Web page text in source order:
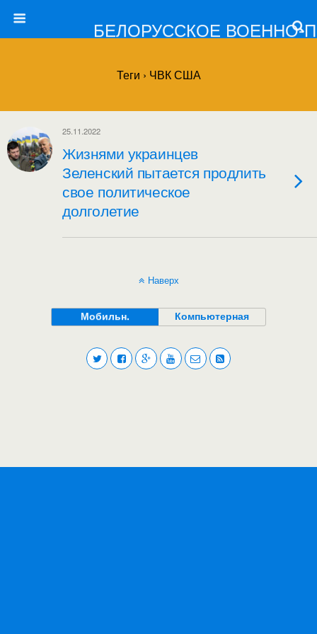
БЕЛОРУССКОЕ ВОЕННО-
Теги › ЧВК США
25.11.2022
Жизнями украинцев
Зеленский пытается продлить
свое политическое
долголетие
Наверх
Мобильн. Компьютерная